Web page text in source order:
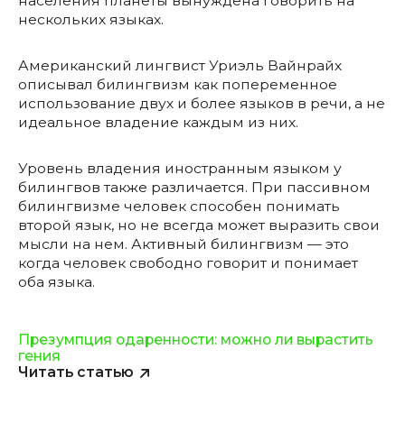
нескольких языках.
Американский лингвист Уриэль Вайнрайх
описывал билингвизм как попеременное
использование двух и более языков в речи, а не
идеальное владение каждым из них.
Уровень владения иностранным языком у
билингвов также различается. При пассивном
билингвизме человек способен понимать
второй язык, но не всегда может выразить свои
мысли на нем. Активный билингвизм — это
когда человек свободно говорит и понимает
оба языка.
Презумпция одаренности: можно ли вырастить
гения
Читать статью